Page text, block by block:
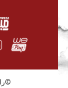
راديو طلعت جميع الحقوق محفوظة©